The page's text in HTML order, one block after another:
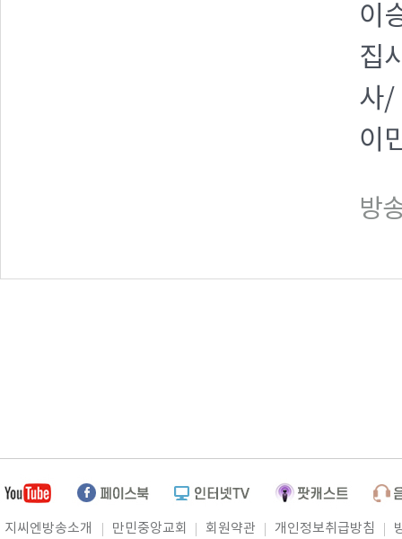
이
집
사/
이
방
지씨엔방송소개 만민중앙교회 회원약관 개인정보취급방침